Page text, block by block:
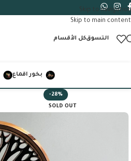
Skip to navigation
Skip to main content
التسوقكل الأقسام
بخور اقماع
-28%
SOLD OUT